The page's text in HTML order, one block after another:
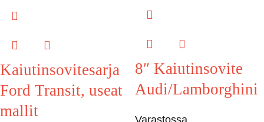
Kaiutinsovitesarja
Ford Transit, useat
mallit
8″ Kaiutinsovite
Audi/Lamborghini